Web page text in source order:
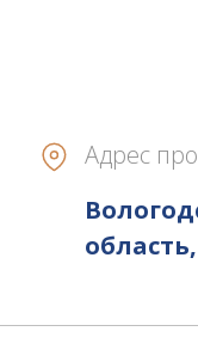
Адрес